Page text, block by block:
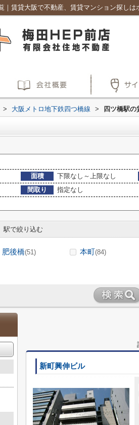
> 大阪メトロ地下鉄四つ橋線 > 四ツ橋駅の
面積 下限なし～上限なし
間取り
指定なし
駅で絞り込む
肥後橋(51) 本町(84)
新町興伸ビル